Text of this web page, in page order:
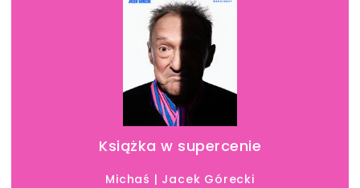
Książka w supercenie
Michaś | Jacek Górecki